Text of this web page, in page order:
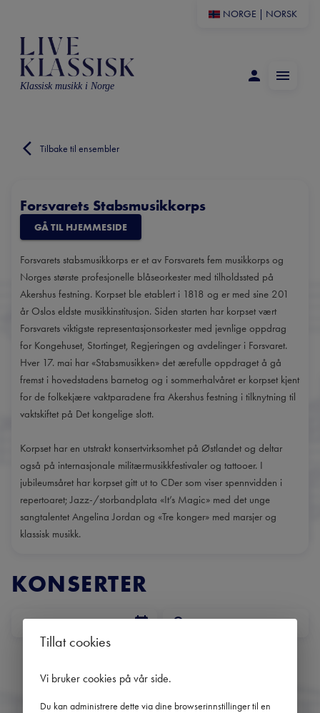
NORGE NORSK
Klassisk musikk i Norge
Tilbake til ensembler
Forsvarets Stabsmusikkorps
GÅ TIL HJEMMESIDE
Forsvarets stabsmusikkorps er et av Forsvarets fem musikkorps og
Norges største profesjonelle blåseorkester med tilholdssted på
Akershus festning. Korpset ble etablert i 1818 og er med sine 201
år Oslos eldste musikkinstitusjon. Siden starten har korpset vært
Forsvarets viktigste representasjonsorkester med jevnlige oppdrag
for Kongehuset, Stortinget, Regjeringen og avdelinger i Forsvaret.
Hver 17. mai har «Stabsmusikken» det ærefulle oppdraget å gå
fremst i hovedstadens barnetog og i sommerhalvåret er korpset kjent
for de folkekjære vaktparadene fra Akershus festning i tilknytning til
vaktskiftet på Det kongelige slott.
Korpset har en utstrakt konsertvirksomhet på Østlandet og deltar
også på internasjonale militærmusikkfestivaler og tattooer. I
jubileumsåret har korpset gitt ut to CDer som viser spennvidden i
repertoaret; Jazz-/storbandplata «It’s Magic» med det unge
sangtalentet Angelina Jordan og «Tre konger» med marsjer og
klassisk musikk.
KONSERTER
DATO
Ingen kommende konserter
Bruk datofilteret for å se tidligere konserter.
Tillat cookies
Vi bruker cookies på vår side.
Du kan administrere dette via dine browserinnstillinger til en